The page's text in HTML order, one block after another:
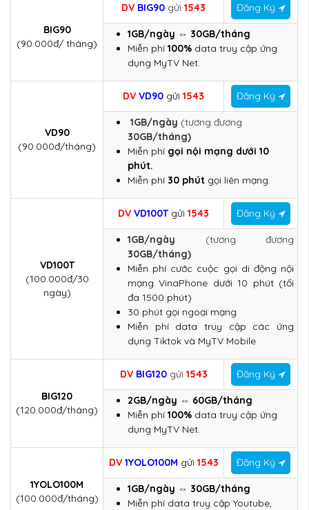
BIG90
(90.000đ/ tháng)
DV BIG90 gửi 1543 Đăng Ký
1GB/ngày ⇔ 30GB/tháng
Miễn phí 100% data truy cập ứng
dụng MyTV Net.
VD90
(90.000đ/tháng)
DV VD90 gửi 1543 Đăng Ký
1GB/ngày (tương đương
30GB/tháng)
Miễn phí gọi nội mạng dưới 10
phút.
Miễn phí 30 phút gọi liên mạng.
VD100T
(100.000đ/30
ngày)
DV VD100T gửi 1543 Đăng Ký
1GB/ngày (tương đương
30GB/tháng)
Miễn phí cước cuộc gọi di động nội
mạng VinaPhone dưới 10 phút (tối
đa 1500 phút)
30 phút gọi ngoại mạng
Miễn phí data truy cập các ứng
dụng Tiktok và MyTV Mobile
BIG120
(120.000đ/tháng)
DV BIG120 gửi 1543 Đăng Ký
2GB/ngày ⇔ 60GB/tháng
Miễn phí 100% data truy cập ứng
dụng MyTV Net.
1YOLO100M
(100.000đ/tháng)
DV 1YOLO100M gửi 1543 Đăng Ký
1GB/ngày ⇔ 30GB/tháng
Miễn phí data truy cập Youtube,